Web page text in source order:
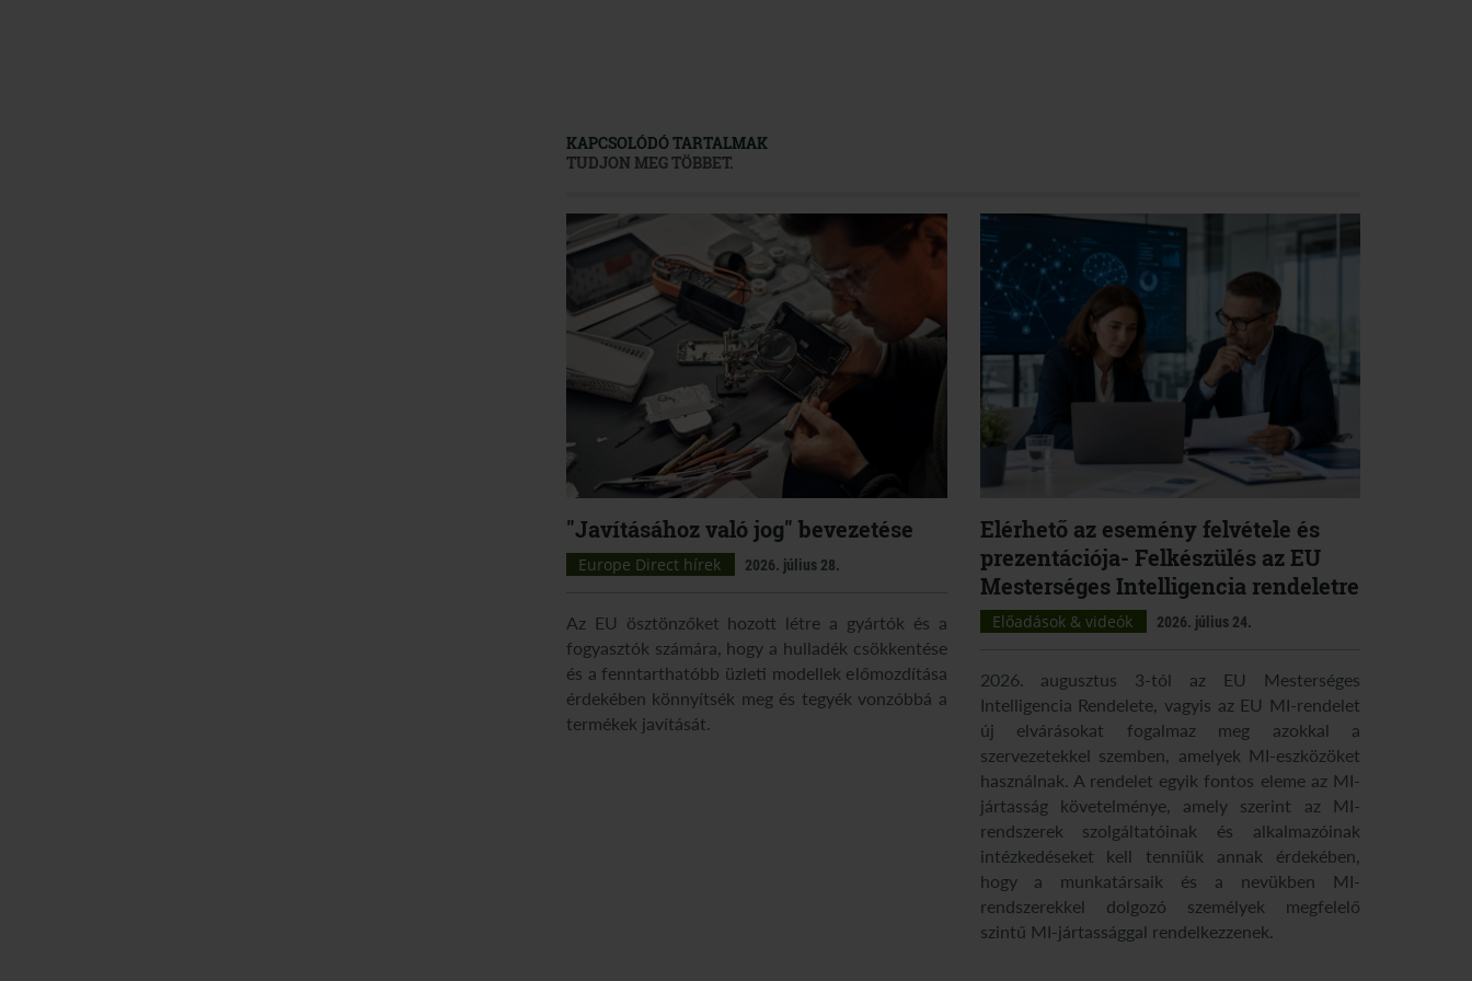
KAPCSOLÓDÓ TARTALMAK
TUDJON MEG TÖBBET.
"Javításához való jog" bevezetése
Europe Direct hírek 2026. július 28.
Az EU ösztönzőket hozott létre a gyártók és a
fogyasztók számára, hogy a hulladék csökkentése
és a fenntarthatóbb üzleti modellek előmozdítása
érdekében könnyítsék meg és tegyék vonzóbbá a
termékek javítását.
Elérhető az esemény felvétele és
prezentációja- Felkészülés az EU
Mesterséges Intelligencia rendeletre
Előadások & videók 2026. július 24.
2026. augusztus 3-tól az EU Mesterséges
Intelligencia Rendelete, vagyis az EU MI-rendelet
új elvárásokat fogalmaz meg azokkal a
szervezetekkel szemben, amelyek MI-eszközöket
használnak. A rendelet egyik fontos eleme az MI-
jártasság követelménye, amely szerint az MI-
rendszerek szolgáltatóinak és alkalmazóinak
intézkedéseket kell tenniük annak érdekében,
hogy a munkatársaik és a nevükben MI-
rendszerekkel dolgozó személyek megfelelő
szintű MI-jártassággal rendelkezzenek.